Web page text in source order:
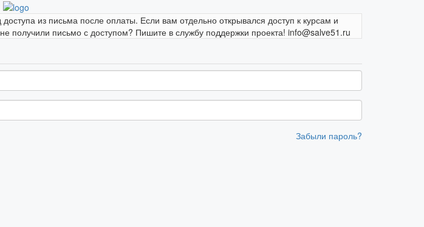
из письма после оплаты. Если вам отдельно открывался доступ к курсам и
получили письмо с доступом? Пишите в службу поддержки проекта! info@salve51.ru
Забыли пароль?